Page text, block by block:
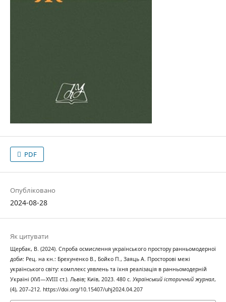
PDF
Опубліковано
2024-08-28
Як цитувати
Щербак, В. (2024). Спроба осмислення українського простору ранньомодерної
доби: Рец. на кн.: Брехуненко В., Бойко П., Заяць А. Просторові межі
українського світу: комплекс уявлень та їхня реалізація в ранньомодерній
Україні (XVI—XVIII ст.). Львів; Київ, 2023. 480 с. Український історичний журнал,
(4), 207–212. https://doi.org/10.15407/uhj2024.04.207